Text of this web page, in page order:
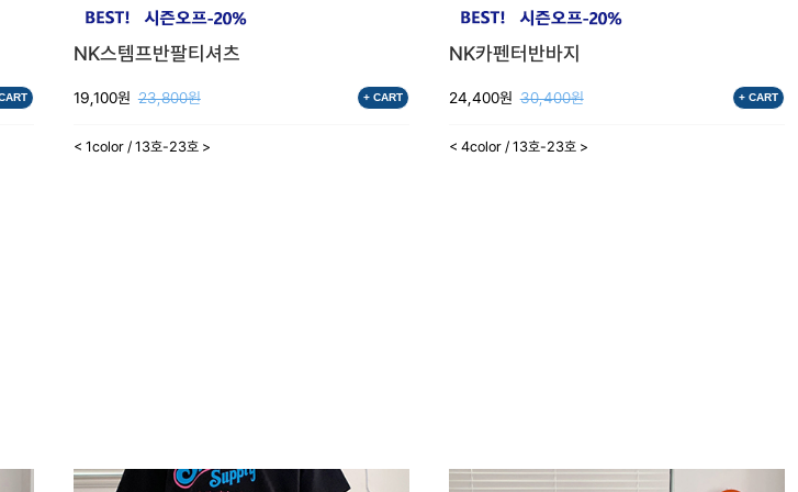
NK스템프반팔티셔츠
19,100원 23,800원 + CART
< 1color / 13호-23호 >
NK카펜터반바지
24,400원 30,400원 + CART
< 4color / 13호-23호 >